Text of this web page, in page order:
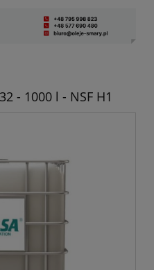
- 1000 l - NSF H1